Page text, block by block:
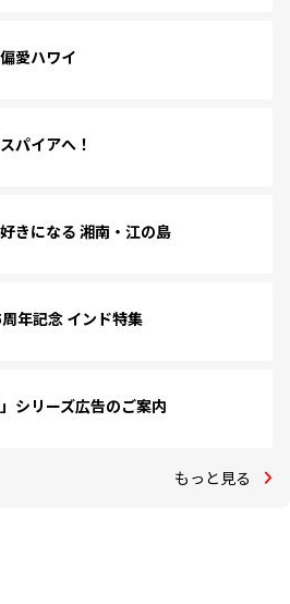
愛ハワイ
パイアへ！
きになる 湘南・江の島
年記念 インド特集
シリーズ広告のご案内
もっと見る